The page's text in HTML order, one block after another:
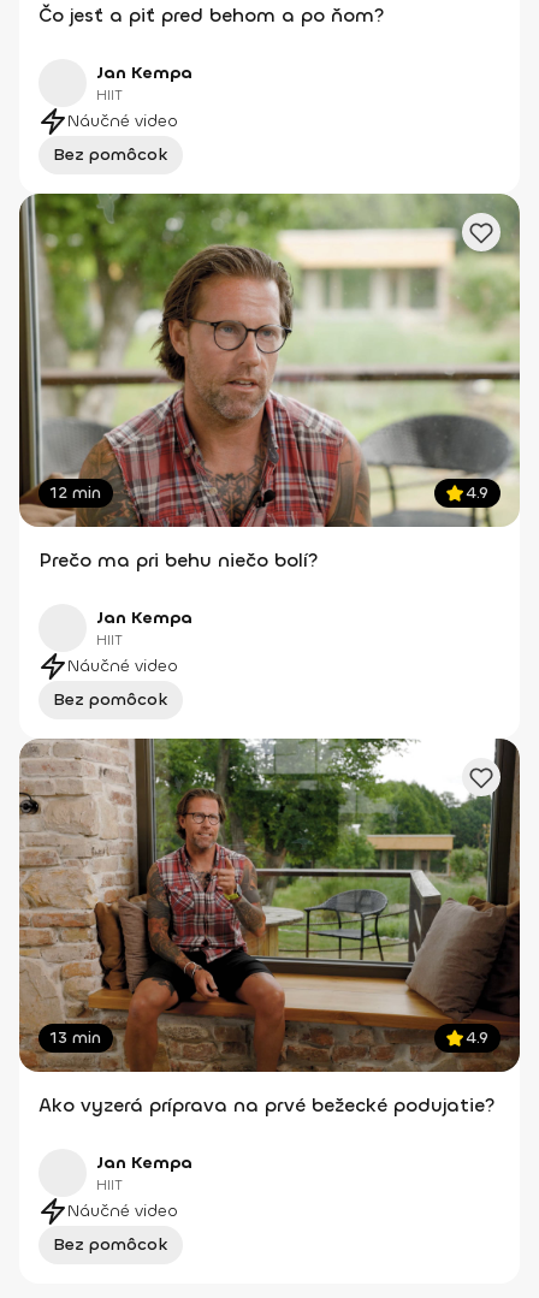
Čo jesť a piť pred behom a po ňom?
Jan Kempa
HIIT
Náučné video
Bez pomôcok
12 min 4.9
Prečo ma pri behu niečo bolí?
Jan Kempa
HIIT
Náučné video
Bez pomôcok
13 min 4.9
Ako vyzerá príprava na prvé bežecké podujatie?
Jan Kempa
HIIT
Náučné video
Bez pomôcok